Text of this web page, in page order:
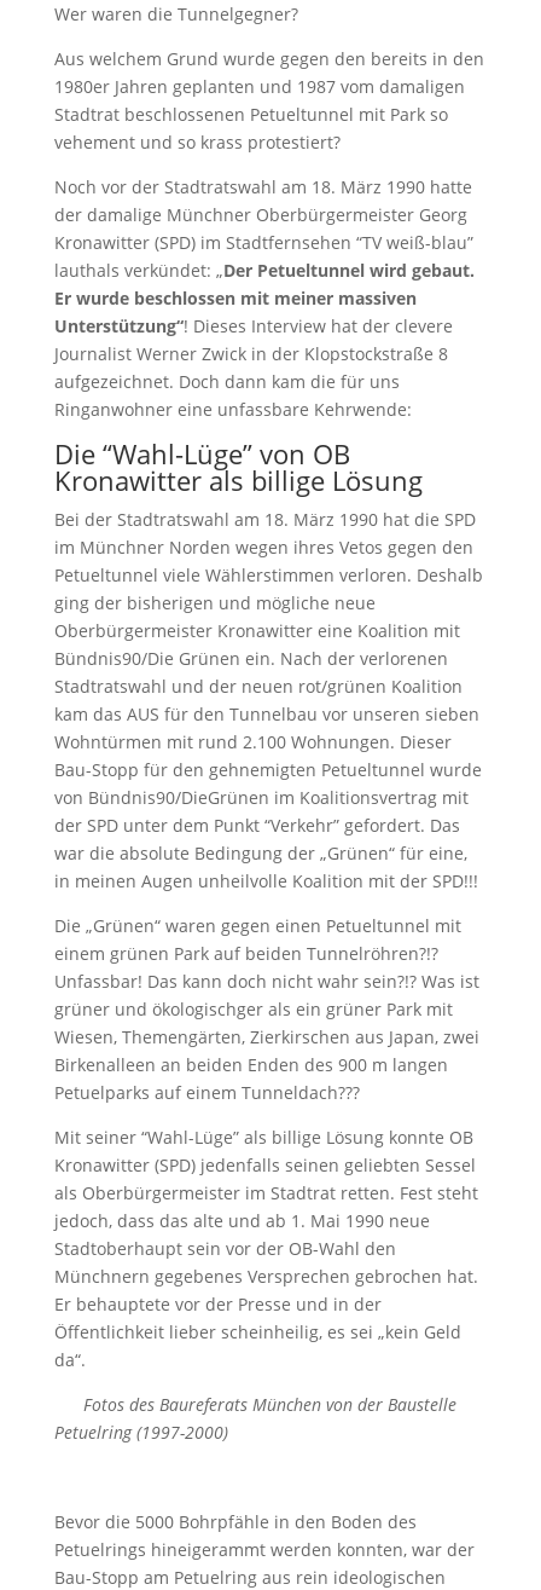
Wer waren die Tunnelgegner?
Aus welchem Grund wurde gegen den bereits in den
1980er Jahren geplanten und 1987 vom damaligen
Stadtrat beschlossenen Petueltunnel mit Park so
vehement und so krass protestiert?
Noch vor der Stadtratswahl am 18. März 1990 hatte
der damalige Münchner Oberbürgermeister Georg
Kronawitter (SPD) im Stadtfernsehen “TV weiß-blau”
lauthals verkündet: „Der Petueltunnel wird gebaut.
Er wurde beschlossen mit meiner massiven
Unterstützung“! Dieses Interview hat der clevere
Journalist Werner Zwick in der Klopstockstraße 8
aufgezeichnet. Doch dann kam die für uns
Ringanwohner eine unfassbare Kehrwende:
Die “Wahl-Lüge” von OB
Kronawitter als billige Lösung
Bei der Stadtratswahl am 18. März 1990 hat die SPD
im Münchner Norden wegen ihres Vetos gegen den
Petueltunnel viele Wählerstimmen verloren. Deshalb
ging der bisherigen und mögliche neue
Oberbürgermeister Kronawitter eine Koalition mit
Bündnis90/Die Grünen ein. Nach der verlorenen
Stadtratswahl und der neuen rot/grünen Koalition
kam das AUS für den Tunnelbau vor unseren sieben
Wohntürmen mit rund 2.100 Wohnungen. Dieser
Bau-Stopp für den gehnemigten Petueltunnel wurde
von Bündnis90/DieGrünen im Koalitionsvertrag mit
der SPD unter dem Punkt “Verkehr” gefordert. Das
war die absolute Bedingung der „Grünen“ für eine,
in meinen Augen unheilvolle Koalition mit der SPD!!!
Die „Grünen“ waren gegen einen Petueltunnel mit
einem grünen Park auf beiden Tunnelröhren?!?
Unfassbar! Das kann doch nicht wahr sein?!? Was ist
grüner und ökologischger als ein grüner Park mit
Wiesen, Themengärten, Zierkirschen aus Japan, zwei
Birkenalleen an beiden Enden des 900 m langen
Petuelparks auf einem Tunneldach???
Mit seiner “Wahl-Lüge” als billige Lösung konnte OB
Kronawitter (SPD) jedenfalls seinen geliebten Sessel
als Oberbürgermeister im Stadtrat retten. Fest steht
jedoch, dass das alte und ab 1. Mai 1990 neue
Stadtoberhaupt sein vor der OB-Wahl den
Münchnern gegebenes Versprechen gebrochen hat.
Er behauptete vor der Presse und in der
Öffentlichkeit lieber scheinheilig, es sei „kein Geld
da“.
Fotos des Baureferats München von der Baustelle
Petuelring (1997-2000)
Bevor die 5000 Bohrpfähle in den Boden des
Petuelrings hineigerammt werden konnten, war der
Bau-Stopp am Petuelring aus rein ideologischen